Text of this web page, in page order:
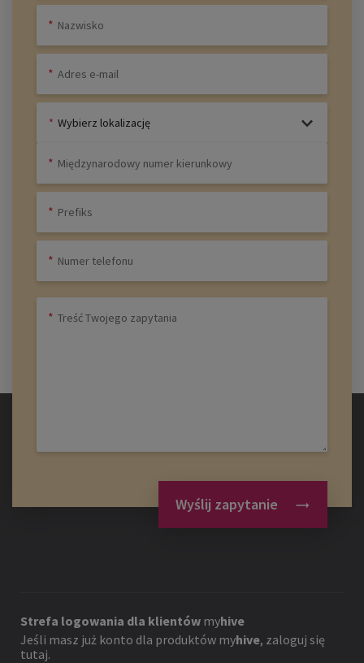
Wybierz lokalizację
Wyślij zapytanie
Strefa logowania dla klientów myhive
Jeśli masz już konto dla produktów myhive, zaloguj się
tutaj.